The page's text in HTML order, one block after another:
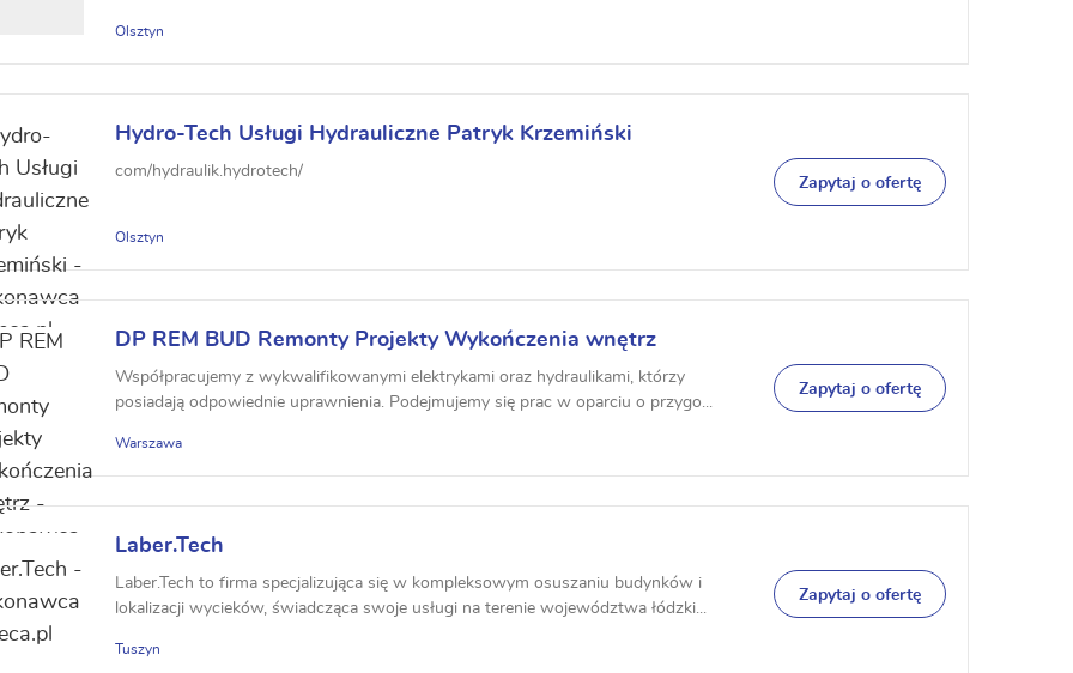
Olsztyn
Hydro-Tech Usługi Hydrauliczne Patryk Krzemiński
com/hydraulik.hydrotech/
Olsztyn
Zapytaj o ofertę
DP REM BUD Remonty Projekty Wykończenia wnętrz
Współpracujemy z wykwalifikowanymi elektrykami oraz hydraulikami, którzy
posiadają odpowiednie uprawnienia. Podejmujemy się prac w oparciu o przygo...
Warszawa
Zapytaj o ofertę
Laber.Tech
Laber.Tech to firma specjalizująca się w kompleksowym osuszaniu budynków i
lokalizacji wycieków, świadcząca swoje usługi na terenie województwa łódzki...
Tuszyn
Zapytaj o ofertę